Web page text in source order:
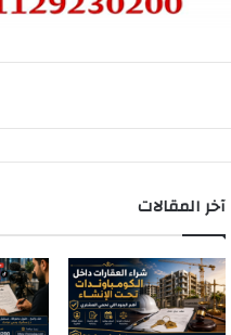
آخر المقالات